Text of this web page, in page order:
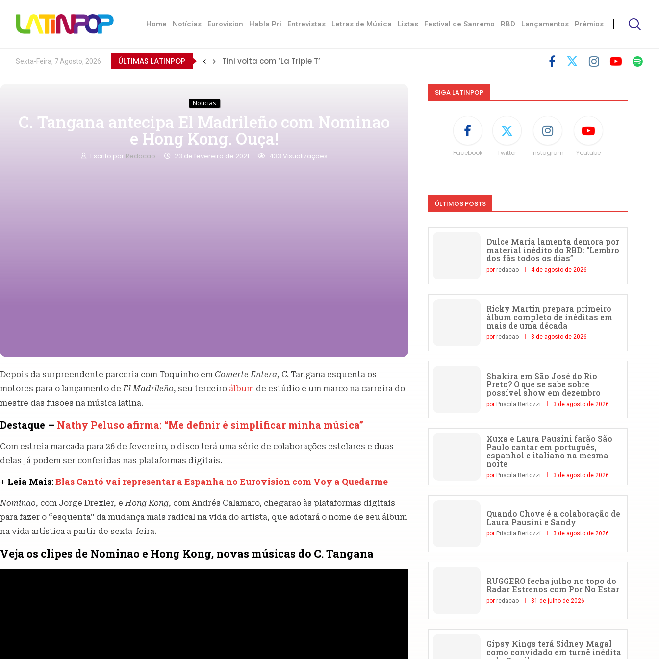
Home Notícias Eurovision Habla Pri Entrevistas Letras de Música Listas Festival de Sanremo RBD Lançamentos Prêmios
Sexta-Feira, 7 Agosto, 2026 ÚLTIMAS LATINPOP Tini volta com ‘La Triple T’
Notícias
C. Tangana antecipa El Madrileño com Nominao
e Hong Kong. Ouça!
Escrito por Redacao 23 de fevereiro de 2021 433 Visualizações
Depois da surpreendente parceria com Toquinho em Comerte Entera, C. Tangana esquenta os
motores para o lançamento deEl Madrileño, seu terceiro álbum de estúdio e um marco na carreira do
mestre das fusões na música latina.
Destaque – Nathy Peluso afirma: “Me definir é simplificar minha música”
Com estreia marcada para 26 de fevereiro, o disco terá uma série de colaborações estelares e duas
delas já podem ser conferidas nas plataformas digitais.
+ Leia Mais:Blas Cantó vai representar a Espanha no Eurovision com Voy a Quedarme
Nominao, com Jorge Drexler, eHong Kong, com Andrés Calamaro, chegarão às plataformas digitais
para fazer o “esquenta” da mudança mais radical na vida do artista, que adotará o nome de seu álbum
na vida artística a partir de sexta-feira.
Veja os clipes de Nominao e Hong Kong, novas músicas do C. Tangana
SIGA LATINPOP
Facebook Twitter Instagram Youtube
ÚLTIMOS POSTS
Dulce María lamenta demora por
material inédito do RBD: “Lembro
dos fãs todos os dias”
por redacao 4 de agosto de 2026
Ricky Martin prepara primeiro
álbum completo de inéditas em
mais de uma década
por redacao 3 de agosto de 2026
Shakira em São José do Rio
Preto? O que se sabe sobre
possível show em dezembro
por Priscila Bertozzi 3 de agosto de 2026
Xuxa e Laura Pausini farão São
Paulo cantar em português,
espanhol e italiano na mesma
noite
por Priscila Bertozzi 3 de agosto de 2026
Quando Chove é a colaboração de
Laura Pausini e Sandy
por Priscila Bertozzi 3 de agosto de 2026
RUGGERO fecha julho no topo do
Radar Estrenos com Por No Estar
por redacao 31 de julho de 2026
Gipsy Kings terá Sidney Magal
como convidado em turnê inédita